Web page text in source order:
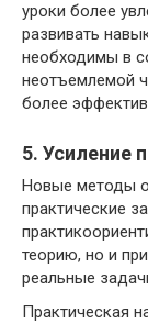
уроки более
развивать
необходимы в
неотъемлемой
более
5. Усиление
Новые методы
практические
теорию, но и
реальные
Практическая